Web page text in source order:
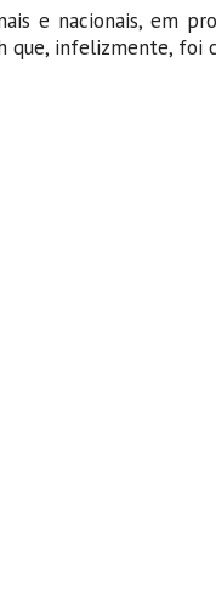
e nacionais, em
que, infelizmente, foi